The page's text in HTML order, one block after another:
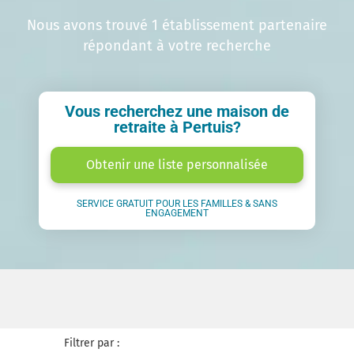
Nous avons trouvé 1 établissement partenaire
répondant à votre recherche
Vous recherchez une maison de
retraite à Pertuis?
Obtenir une liste personnalisée
SERVICE GRATUIT POUR LES FAMILLES & SANS
ENGAGEMENT
Filtrer par :